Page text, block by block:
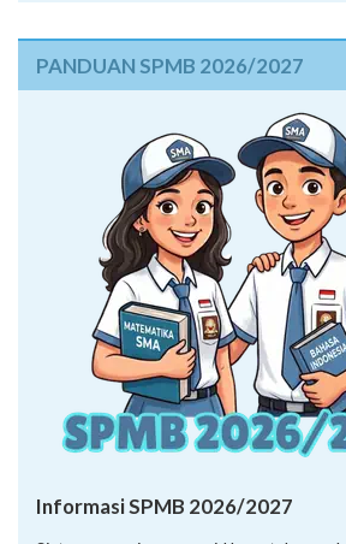
PANDUAN SPMB 2026/2027
Informasi SPMB 2026/2027